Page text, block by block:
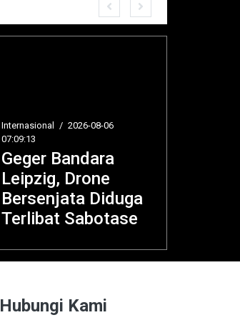
Hukum Percaya
Mitos dan
Ramalan dalam
Islam, Ini Dalilnya
Hubungi Kami